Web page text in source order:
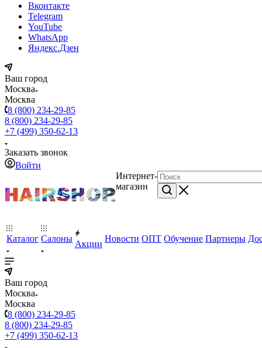
Вконтакте
Telegram
YouTube
WhatsApp
Яндекс.Дзен
Ваш город
Москва
Москва
8 (800) 234-29-85
8 (800) 234-29-85
+7 (499) 350-62-13
Заказать звонок
Войти
Интернет-
магазин
Каталог Салоны
Акции
Новости ОПТ Обучение Партнеры
Ваш город
Москва
Москва
8 (800) 234-29-85
8 (800) 234-29-85
+7 (499) 350-62-13